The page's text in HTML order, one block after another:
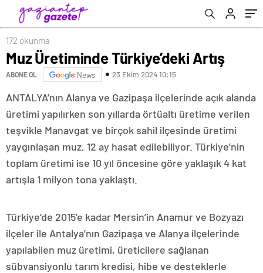
172 okunma
Muz Üretiminde Türkiye’deki Artış
ABONE OL News 23 Ekim 2024 10:15
ANTALYA’nın Alanya ve Gazipaşa ilçelerinde açık alanda
üretimi yapılırken son yıllarda örtüaltı üretime verilen
teşvikle Manavgat ve birçok sahil ilçesinde üretimi
yaygınlaşan muz, 12 ay hasat edilebiliyor. Türkiye’nin
toplam üretimi ise 10 yıl öncesine göre yaklaşık 4 kat
artışla 1 milyon tona yaklaştı.
Türkiye’de 2015’e kadar Mersin’in Anamur ve Bozyazı
ilçeler ile Antalya’nın Gazipaşa ve Alanya ilçelerinde
yapılabilen muz üretimi, üreticilere sağlanan
sübvansiyonlu tarım kredisi, hibe ve desteklerle